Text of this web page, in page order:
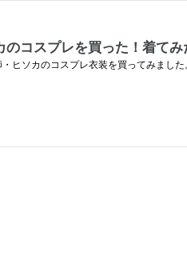
のコスプレを買った！着て
ヒソカのコスプレ衣装を買ってみまし